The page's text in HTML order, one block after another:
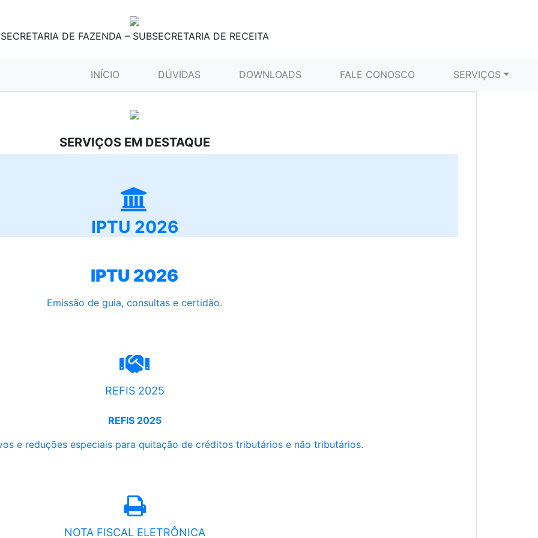
SECRETARIA DE FAZENDA – SUBSECRETARIA DE RECEITA
INÍCIO (CURRENT)DÚVIDAS DOWNLOADS FALE CONOSCO SERVIÇOS
SERVIÇOS EM DESTAQUE
IPTU 2026
IPTU 2026
Emissão de guia, consultas e certidão.
REFIS 2025
REFIS 2025
e reduções especiais para quitação de créditos tributários e não tributários.
NOTA FISCAL ELETRÔNICA